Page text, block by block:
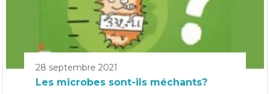
28 septembre 2021
Les microbes sont-ils méchants?